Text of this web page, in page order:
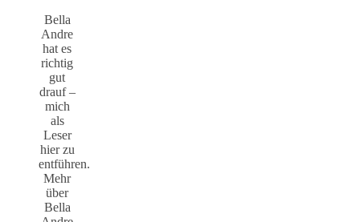
Bella
Andre
hat es
richtig
gut
drauf –
mich
als
Leser
hier zu
entführen.
Mehr
über
Bella